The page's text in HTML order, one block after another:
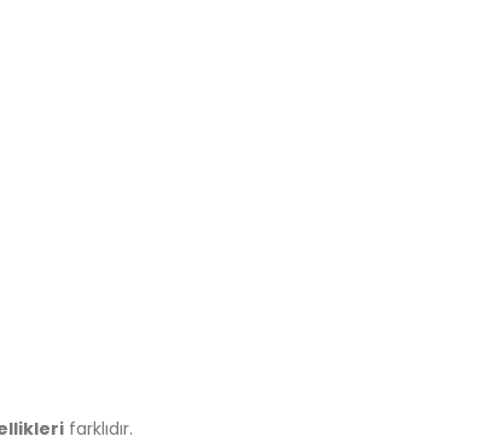
farklıdır.